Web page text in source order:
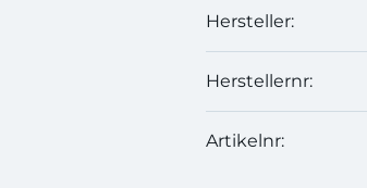
Hersteller:
Herstellernr:
Artikelnr: